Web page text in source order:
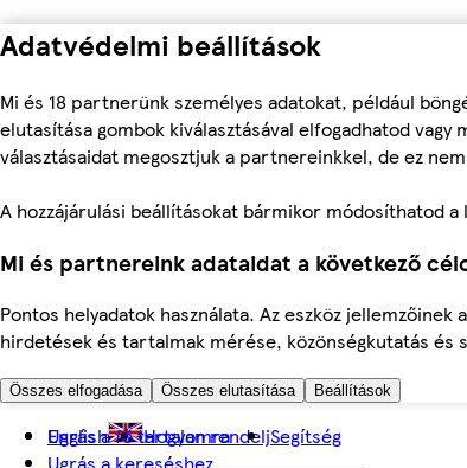
Adatvédelmi beállítások
Mi és 18 partnerünk személyes adatokat, például
elutasítása gombok kiválasztásával elfogadhatod
választásaidat megosztjuk a partnereinkkel, de ez
A hozzájárulási beállításokat bármikor módosíthatod
Mi és partnereink adataidat a következő
Pontos helyadatok használata. Az eszköz
hirdetések és tartalmak mérése, közönségkutatás és
Összes elfogadása Összes elutasítása Beállítások
Ugrás a fő tartalomra
English Hogyan rendeljSegítség